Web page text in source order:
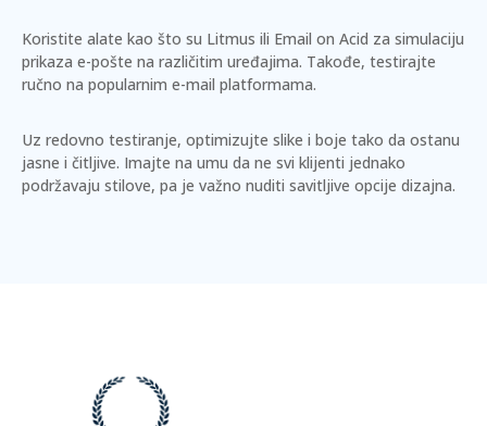
Koristite alate kao što su Litmus ili Email on Acid za simulaciju
prikaza e-pošte na različitim uređajima. Takođe, testirajte
ručno na popularnim e-mail platformama.
Uz redovno testiranje, optimizujte slike i boje tako da ostanu
jasne i čitljive. Imajte na umu da ne svi klijenti jednako
podržavaju stilove, pa je važno nuditi savitljive opcije dizajna.